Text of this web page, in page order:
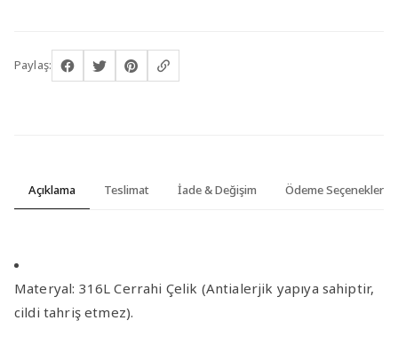
Paylaş:
Açıklama Teslimat İade & Değişim Ödeme Seçenekleri
Materyal: 316L Cerrahi Çelik (Antialerjik yapıya sahiptir,
cildi tahriş etmez).